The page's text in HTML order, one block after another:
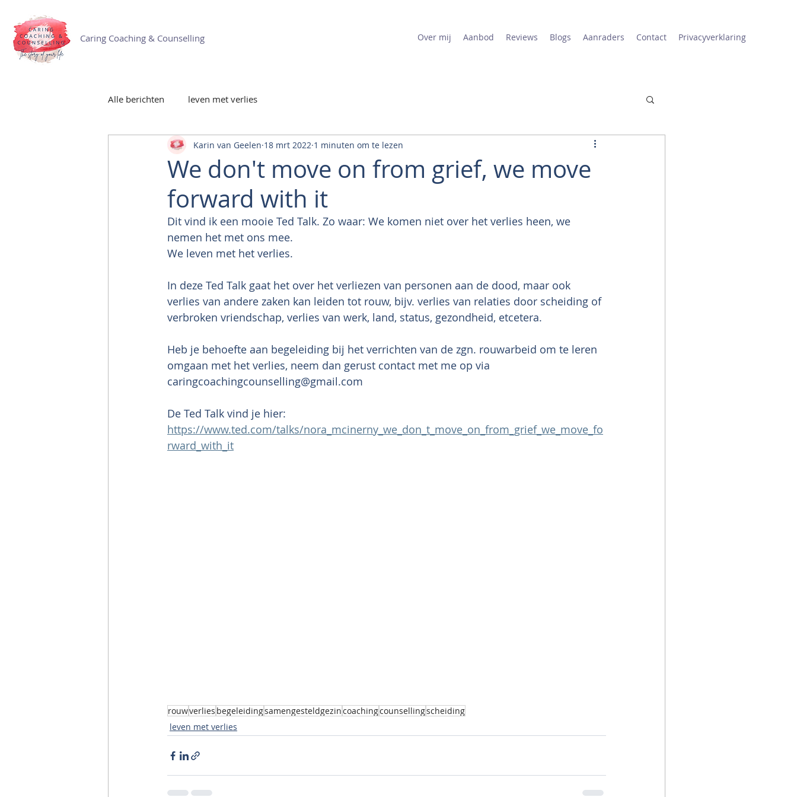
Caring Coaching & Counselling Over mij Aanbod Reviews Blogs Aanraders Contact Privacyverklaring
Alle berichten leven met verlies
We don't move on from grief, we move
forward with it
Karin van Geelen 18 mrt 2022 1 minuten om te lezen
Dit vind ik een mooie Ted Talk. Zo waar: We komen niet over het verlies heen, we
nemen het met ons mee.
We leven met het verlies.
In deze Ted Talk gaat het over het verliezen van personen aan de dood, maar ook
verlies van andere zaken kan leiden tot rouw, bijv. verlies van relaties door scheiding of
verbroken vriendschap, verlies van werk, land, status, gezondheid, etcetera.
Heb je behoefte aan begeleiding bij het verrichten van de zgn. rouwarbeid om te leren
omgaan met het verlies, neem dan gerust contact met me op via
caringcoachingcounselling@gmail.com
De Ted Talk vind je hier:
https://www.ted.com/talks/nora_mcinerny_we_don_t_move_on_from_grief_we_move_fo
rward_with_it
rouwverlies begeleidingsamengesteldgezincoachingcounsellingscheiding
leven met verlies